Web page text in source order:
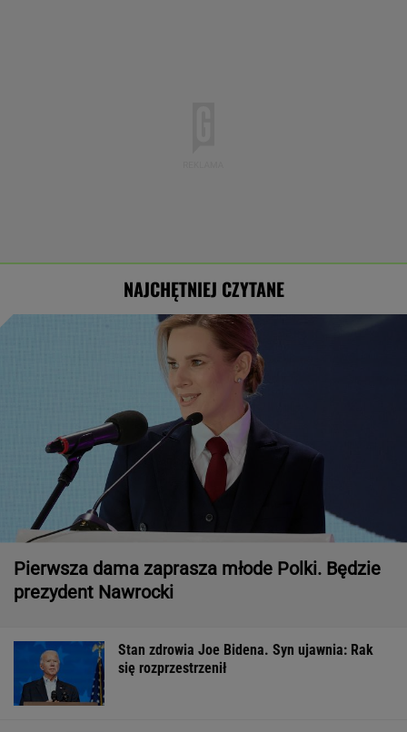
NAJCHĘTNIEJ CZYTANE
Pierwsza dama zaprasza młode Polki. Będzie
prezydent Nawrocki
Stan zdrowia Joe Bidena. Syn ujawnia: Rak
się rozprzestrzenił